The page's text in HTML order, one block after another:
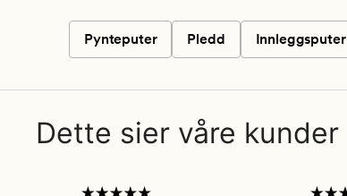
Pynteputer Pledd Innleggsputer
Dette sier våre kunder